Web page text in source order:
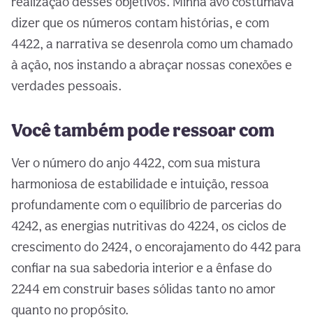
dizer que os números contam histórias, e com
4422, a narrativa se desenrola como um chamado
à ação, nos instando a abraçar nossas conexões e
verdades pessoais.
Você também pode ressoar com
Ver o número do anjo 4422, com sua mistura
harmoniosa de estabilidade e intuição, ressoa
profundamente com o equilíbrio de parcerias do
4242, as energias nutritivas do 4224, os ciclos de
crescimento do 2424, o encorajamento do 442 para
confiar na sua sabedoria interior e a ênfase do
2244 em construir bases sólidas tanto no amor
quanto no propósito.